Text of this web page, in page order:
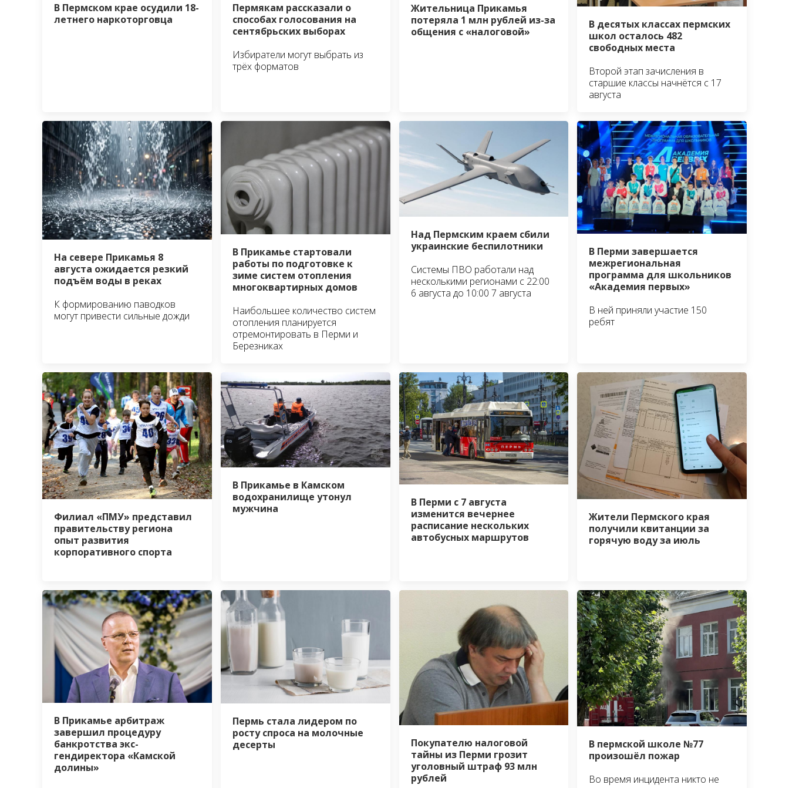
В Пермском крае осудили 18-
летнего наркоторговца
Пермякам рассказали о
способах голосования на
сентябрьских выборах
Избиратели могут выбрать из
трёх форматов
Жительница Прикамья
потеряла 1 млн рублей из-за
общения с «налоговой»
В десятых классах пермских
школ осталось 482
свободных места
Второй этап зачисления в
старшие классы начнётся с 17
августа
На севере Прикамья 8
августа ожидается резкий
подъём воды в реках
К формированию паводков
могут привести сильные дожди
В Прикамье стартовали
работы по подготовке к
зиме систем отопления
многоквартирных домов
Наибольшее количество систем
отопления планируется
отремонтировать в Перми и
Березниках
Над Пермским краем сбили
украинские беспилотники
Системы ПВО работали над
несколькими регионами с 22:00
6 августа до 10:00 7 августа
В Перми завершается
межрегиональная
программа для школьников
«Академия первых»
В ней приняли участие 150
ребят
Филиал «ПМУ» представил
правительству региона
опыт развития
корпоративного спорта
В Прикамье в Камском
водохранилище утонул
мужчина
В Перми с 7 августа
изменится вечернее
расписание нескольких
автобусных маршрутов
Жители Пермского края
получили квитанции за
горячую воду за июль
В Прикамье арбитраж
завершил процедуру
банкротства экс-
гендиректора «Камской
долины»
Пермь стала лидером по
росту спроса на молочные
десерты
Покупателю налоговой
тайны из Перми грозит
уголовный штраф 93 млн
рублей
В пермской школе №77
произошёл пожар
Во время инцидента никто не